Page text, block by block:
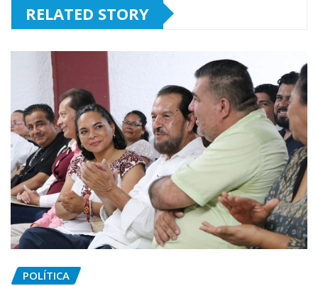
RELATED STORY
POLÍTICA